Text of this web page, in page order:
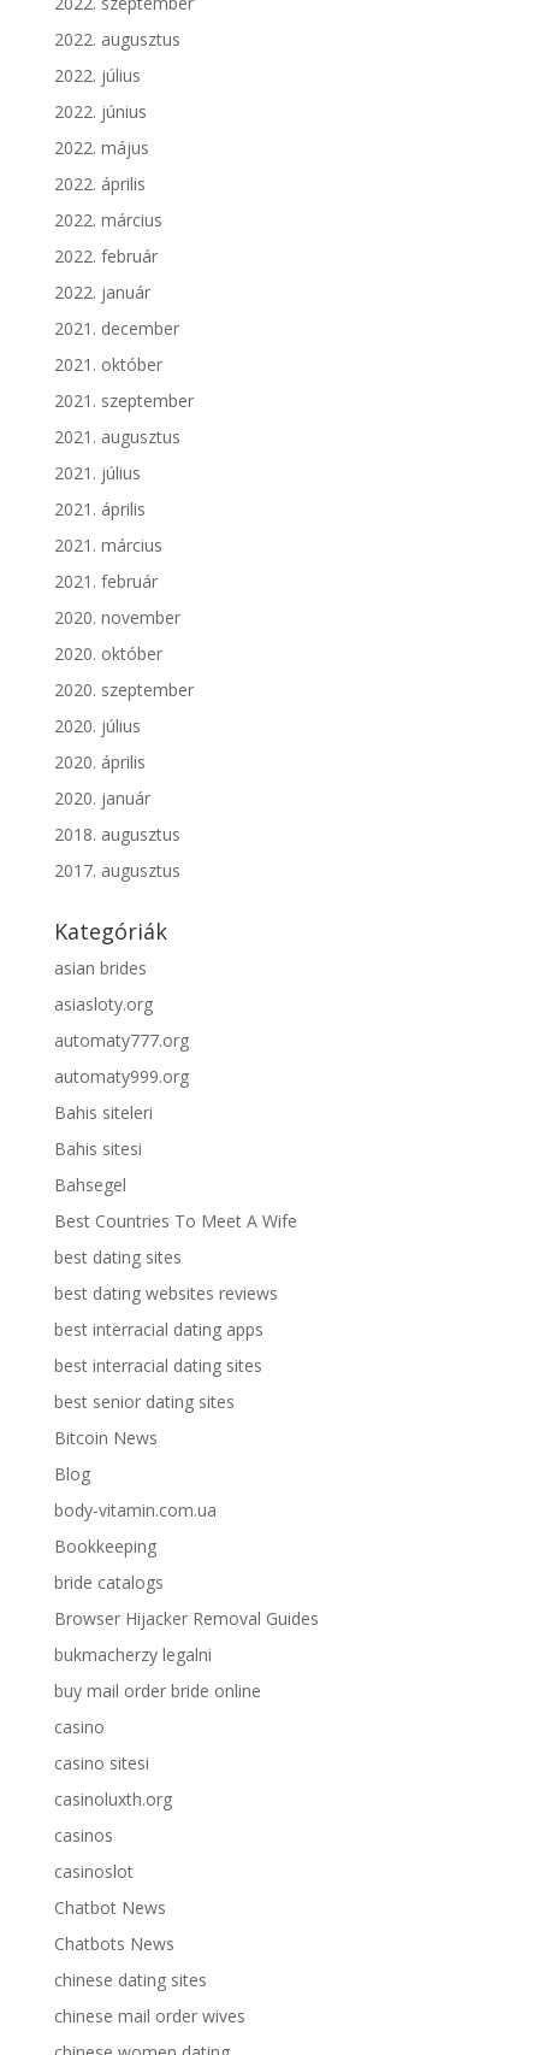
2022. augusztus
2022. július
2022. június
2022. május
2022. április
2022. március
2022. február
2022. január
2021. december
2021. október
2021. szeptember
2021. augusztus
2021. július
2021. április
2021. március
2021. február
2020. november
2020. október
2020. szeptember
2020. július
2020. április
2020. január
2018. augusztus
2017. augusztus
Kategóriák
asian brides
asiasloty.org
automaty777.org
automaty999.org
Bahis siteleri
Bahis sitesi
Bahsegel
Best Countries To Meet A Wife
best dating sites
best dating websites reviews
best interracial dating apps
best interracial dating sites
best senior dating sites
Bitcoin News
Blog
body-vitamin.com.ua
Bookkeeping
bride catalogs
Browser Hijacker Removal Guides
bukmacherzy legalni
buy mail order bride online
casino
casino sitesi
casinoluxth.org
casinos
casinoslot
Chatbot News
Chatbots News
chinese dating sites
chinese mail order wives